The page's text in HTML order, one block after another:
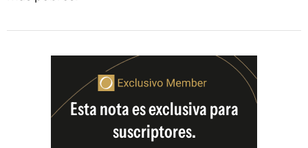
Esta nota es exclusiva para
suscriptores.